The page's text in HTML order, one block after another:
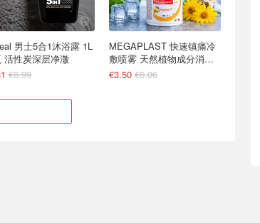
男士5合1沐浴露 1L
活性炭深层净澈
€6.99
MEGAPLAST 快速镇痛冷
敷喷雾 天然植物成分消肿
化瘀
€3.50 €6.06